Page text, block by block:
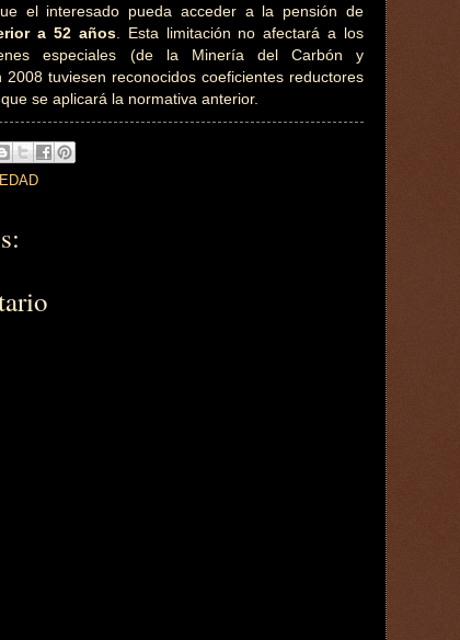
el interesado pueda acceder a la pensión de
a 52 años. Esta limitación no afectará a los
especiales (de la Minería del Carbón y
tuviesen reconocidos coeficientes reductores
se aplicará la normativa anterior.